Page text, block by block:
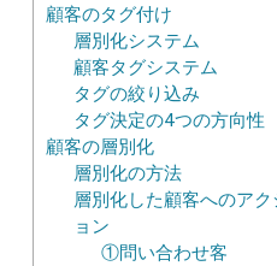
顧客のタグ付け
層別化システム
顧客タグシステム
タグの絞り込み
タグ決定の4つの方向性
顧客の層別化
層別化の方法
層別化した顧客へのアク
ョン
①問い合わせ客